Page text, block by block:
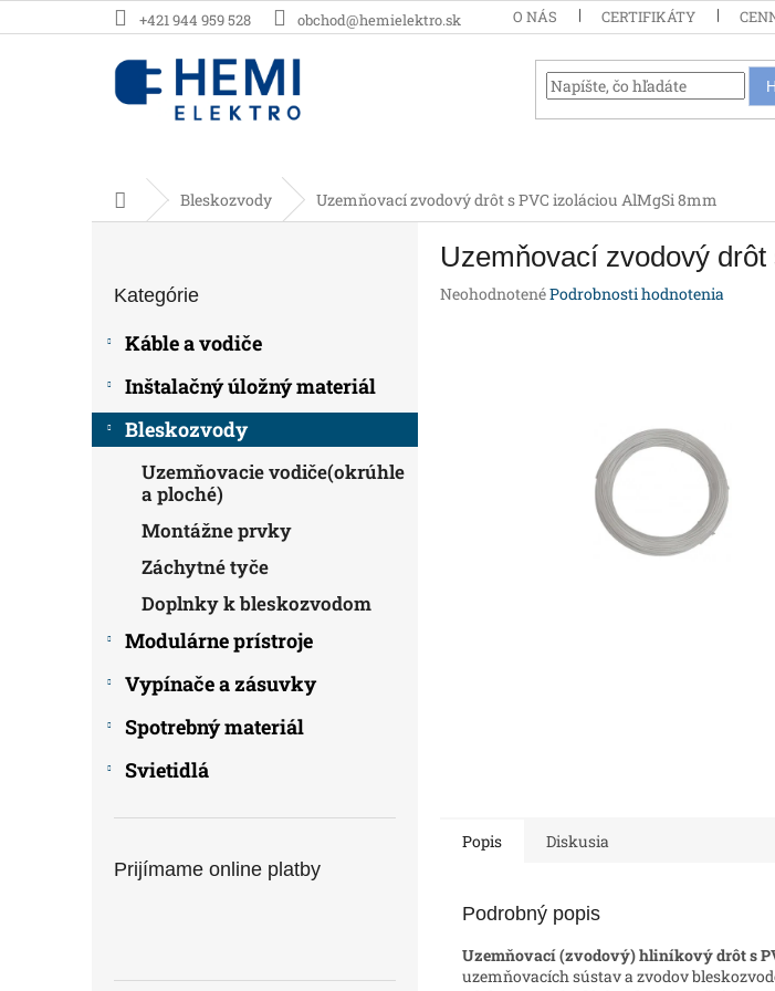
na
+421 944 959 528 obchod@hemielektro.sk O NÁS CERTIFIKÁTY
DomovBleskozvody Uzemňovací zvodový drôt s PVC izoláciou AlMgSi 8mm
l
kategórie
Kategórie
Káble a vodiče
Inštalačný úložný materiál
Bleskozvody
Uzemňovacie vodiče(okrúhle
a ploché)
Montážne prvky
Záchytné tyče
Doplnky k bleskozvodom
Modulárne prístroje
Vypínače a zásuvky
Spotrebný materiál
Svietidlá
Prijímame online platby
Uzemňovací zvodový
Priemerné
NeohodnotenéPodrobnosti hodnotenia
Popis Diskusia
Podrobný popis
Uzemňovací (zvodový) hliníkový drôt s
uzemňovacích sústav a zvodov